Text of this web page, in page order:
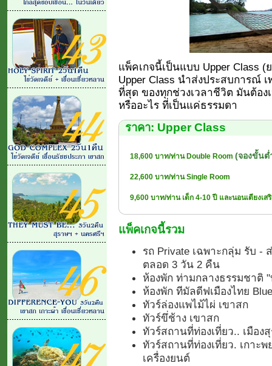
แพ็คเกจนี้เป็นแบบ Upper Class (
Upper Class นำส่งประสบการณ์
ที่สุด ของทุกช่วงเวลาชีวิต มันต้อง
หรืออะไร ที่เป็นแค่ธรรมดา
ราคา: Upper Class
18,600 บาท/ท่าน Double Room (จองขั้นต่
22,600 บาท/ท่าน Single Room
9,600 บาท/ท่าน เด็ก 4-10 ปี และนอนเตียงเส
แพ็คเกจนี้รวม
รถ Private เฉพาะกลุ่ม รับ -
ตลอด 3 วัน 2 คืน
ห้องพัก ท่ามกลางธรรมชาติ
ห้องพัก ทีมัลดีฟเมืองไทย
ทัวร์ล่องแพไม้ไผ่ เขาสก
ทัวร์ขึ่ช้าง เขาสก
ทัวร์สถานที่ท่องเที่ยว.. เมือง
ทัวร์สถานที่ท่องเที่ยว. เกาะ
เครื่องยนต์